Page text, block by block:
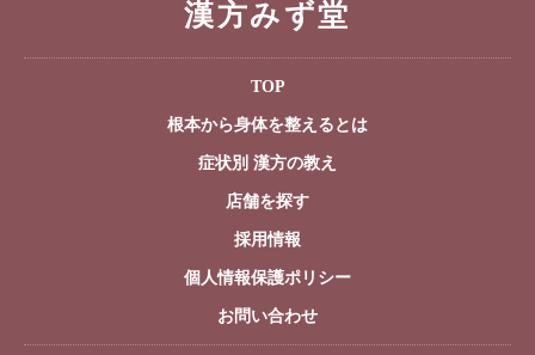
漢方みず堂
TOP
根本から身体を整えるとは
症状別 漢方の教え
店舗を探す
採用情報
個人情報保護ポリシー
お問い合わせ